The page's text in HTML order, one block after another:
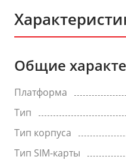
Общие
Платформа
Тип
Тип корпуса
Тип SIM-карты